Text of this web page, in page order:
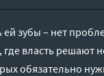
зубы – нет
власть решают
обязательно